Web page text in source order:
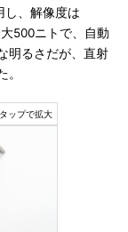
し、解像度は
500ニトで、自動
明るさだが、直射